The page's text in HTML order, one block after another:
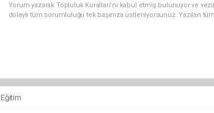
Yorum yazarak Topluluk Kuralları’nı kabul etmiş bulunuyor ve
dolaylı tüm sorumluluğu tek başınıza üstleniyorsunuz. Yazılan
Eğitim